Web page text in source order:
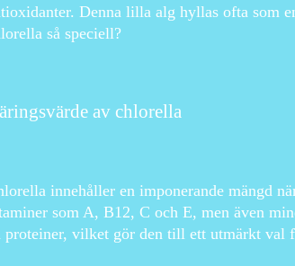
Denna lilla alg hyllas ofta som
så speciell?
av chlorella
innehåller en imponerande mängd
som A, B12, C och E, men även
proteiner, vilket gör den till ett utmärkt val